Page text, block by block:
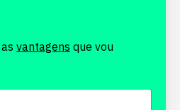
vantagens que vou